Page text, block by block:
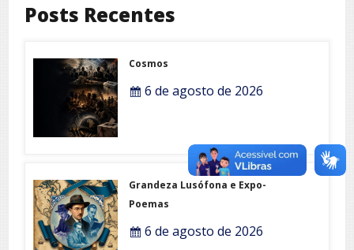
Posts Recentes
Cosmos
6 de agosto de 2026
Grandeza Lusófona e Expo-
Poemas
6 de agosto de 2026